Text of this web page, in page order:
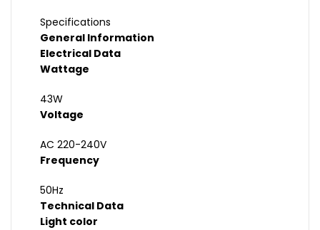
Specifications
General Information
Electrical Data
Wattage
43W
Voltage
AC 220-240V
Frequency
50Hz
Technical Data
Light color